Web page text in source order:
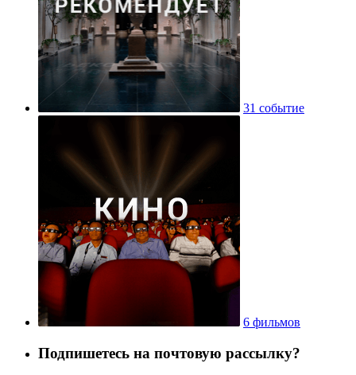
31 событие
6 фильмов
Подпишетесь на почтовую рассылку?